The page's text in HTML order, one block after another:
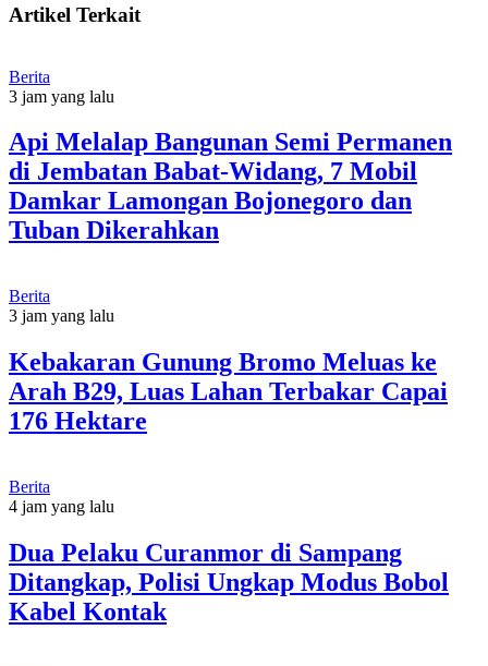
Artikel Terkait
Berita
3 jam yang lalu
Api Melalap Bangunan Semi Permanen
di Jembatan Babat-Widang, 7 Mobil
Damkar Lamongan Bojonegoro dan
Tuban Dikerahkan
Berita
3 jam yang lalu
Kebakaran Gunung Bromo Meluas ke
Arah B29, Luas Lahan Terbakar Capai
176 Hektare
Berita
4 jam yang lalu
Dua Pelaku Curanmor di Sampang
Ditangkap, Polisi Ungkap Modus Bobol
Kabel Kontak